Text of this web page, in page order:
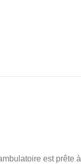
est prête à